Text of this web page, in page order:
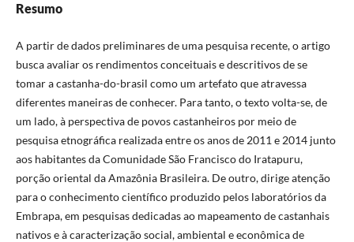
Resumo
A partir de dados preliminares de uma pesquisa recente, o artigo
busca avaliar os rendimentos conceituais e descritivos de se
tomar a castanha-do-brasil como um artefato que atravessa
diferentes maneiras de conhecer. Para tanto, o texto volta-se, de
um lado, à perspectiva de povos castanheiros por meio de
pesquisa etnográfica realizada entre os anos de 2011 e 2014 junto
aos habitantes da Comunidade São Francisco do Iratapuru,
porção oriental da Amazônia Brasileira. De outro, dirige atenção
para o conhecimento científico produzido pelos laboratórios da
Embrapa, em pesquisas dedicadas ao mapeamento de castanhais
nativos e à caracterização social, ambiental e econômica de